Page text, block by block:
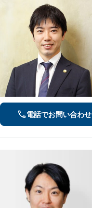
電話でお問い合わせ